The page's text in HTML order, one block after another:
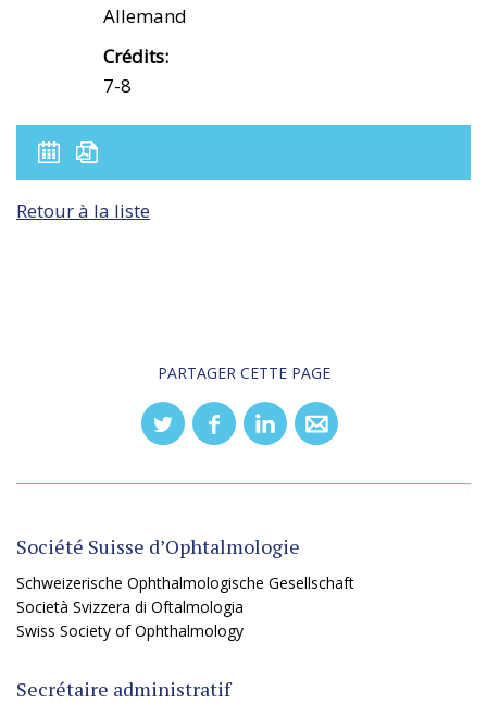
Allemand
Crédits:
7-8
Retour à la liste
PARTAGER CETTE PAGE
Société Suisse d’Ophtalmologie
Schweizerische Ophthalmologische Gesellschaft
Società Svizzera di Oftalmologia
Swiss Society of Ophthalmology
Secrétaire administratif